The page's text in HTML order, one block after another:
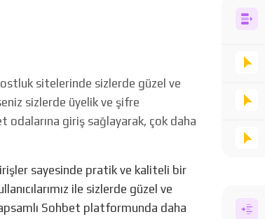
sitelerinde sizlerde güzel ve
sizlerde üyelik ve şifre
odalarına giriş sağlayarak, çok daha
sayesinde pratik ve kaliteli bir
ile sizlerde güzel ve
Sohbet platformunda daha